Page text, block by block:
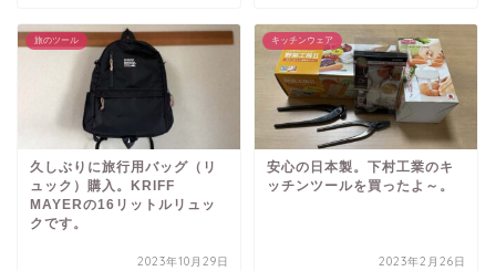
旅のツール
久しぶりに旅行用バッグ（リ
ュック）購入。KRIFF
MAYERの16リットルリュッ
クです。
2023年10月29日
キッチンウェア
安心の日本製。下村工業のキ
ッチンツールを買ったよ～。
2023年2月26日